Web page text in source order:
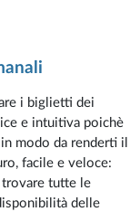
i biglietti dei
e intuitiva poichè
modo da renderti il
facile e veloce:
trovare tutte le
delle